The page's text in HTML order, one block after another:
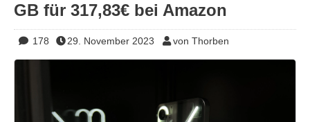
GB für 317,83€ bei Amazon
178 29. November 2023 von Thorben